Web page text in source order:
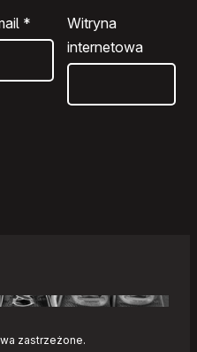
*
Witryna
internetowa
zastrzeżone.